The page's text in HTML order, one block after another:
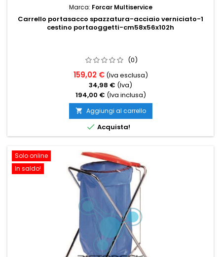
Marca: Forcar Multiservice
Carrello portasacco spazzatura-acciaio verniciato-1
cestino portaoggetti-cm58x56x102h
(0)
159,02 € (Iva esclusa)
34,98 € (Iva)
194,00 € (Iva inclusa)
 Aggiungi al carrello
 Acquista!
Solo online
In saldo!